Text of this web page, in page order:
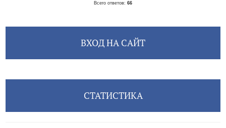
Всего ответов: 66
ВХОД НА САЙТ
СТАТИСТИКА